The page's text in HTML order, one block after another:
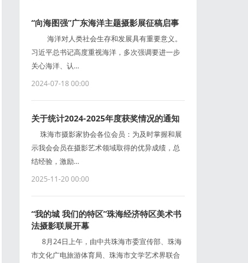
“向海图强”广东海洋主题摄影展征稿启事
海洋对人类社会生存和发展具有重要意义。
习近平总书记高度重视海洋，多次强调要进一步
关心海洋、认...
2024-07-18 00:00
关于统计2024-2025年度获奖情况的通知
珠海市摄影家协会各位会员：为及时掌握和展
示我会会员在摄影艺术领域取得的优异成绩，总
结经验，激励...
2025-11-20 00:00
“我的城 我们的特区”珠海经济特区美术书
法摄影联展开幕
8月24日上午，由中共珠海市委宣传部、珠海
市文化广电旅游体育局、珠海市文学艺术界联合